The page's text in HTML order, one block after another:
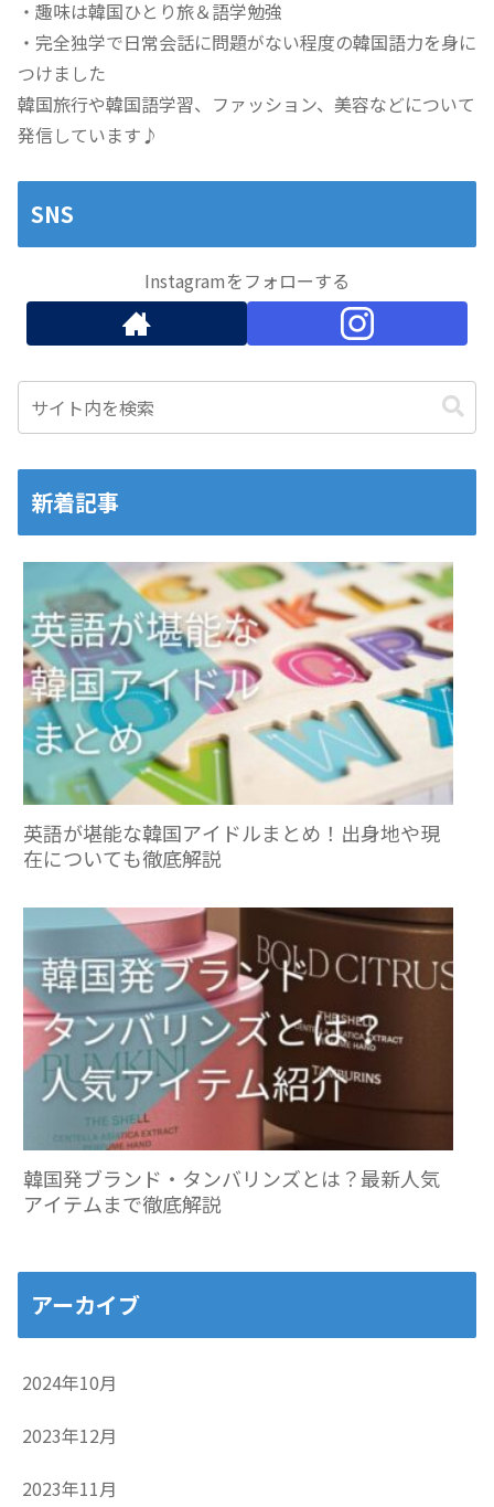
・趣味は韓国ひとり旅＆語学勉強
・完全独学で日常会話に問題がない程度の韓国語力を身に
つけました
韓国旅行や韓国語学習、ファッション、美容などについて
発信しています♪
SNS
Instagramをフォローする
新着記事
英語が堪能な韓国アイドルまとめ！出身地や現
在についても徹底解説
韓国発ブランド・タンバリンズとは？最新人気
アイテムまで徹底解説
アーカイブ
2024年10月
2023年12月
2023年11月